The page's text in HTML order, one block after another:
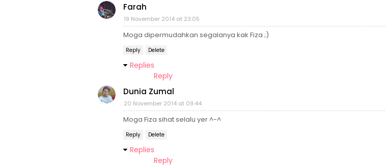
Farah
19 November 2014 at 23:05
Moga dipermudahkan segalanya kak Fiza ;)
Reply Delete
Replies
Reply
Dunia Zumal
20 November 2014 at 09:44
Moga Fiza sihat selalu yer ^-^
Reply Delete
Replies
Reply